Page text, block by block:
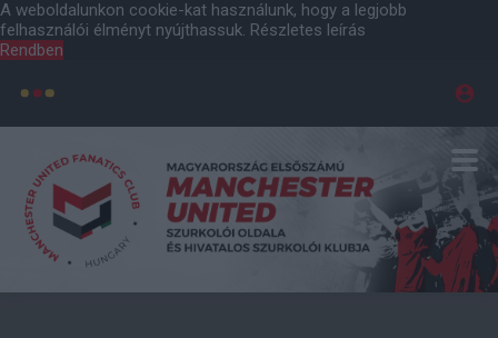
A weboldalunkon cookie-kat használunk, hogy a legjobb
felhasználói élményt nyújthassuk. Részletes leírás
Rendben